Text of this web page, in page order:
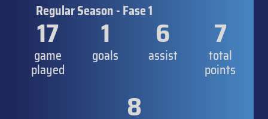
Regular Season - Fase 1
17
game
played
1
goals
6
assist
7
total
points
8